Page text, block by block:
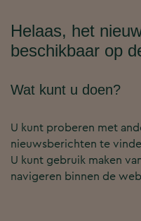
Helaas, het
beschikbaar op
Wat kunt u doen?
U kunt proberen met
nieuwsberichten te
U kunt gebruik maken
navigeren binnen de